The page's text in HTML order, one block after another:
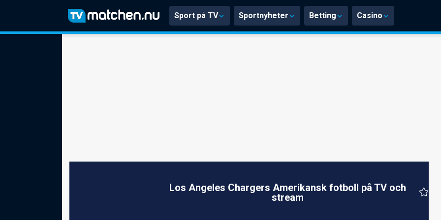
Sport på TV Sportnyheter Betting Casino
Los Angeles Chargers Amerikansk fotboll på TV och
stream